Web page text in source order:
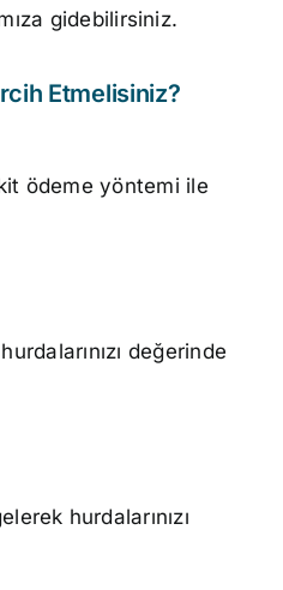
gidebilirsiniz.
Etmelisiniz?
ödeme yöntemi ile
değerinde
hurdalarınızı